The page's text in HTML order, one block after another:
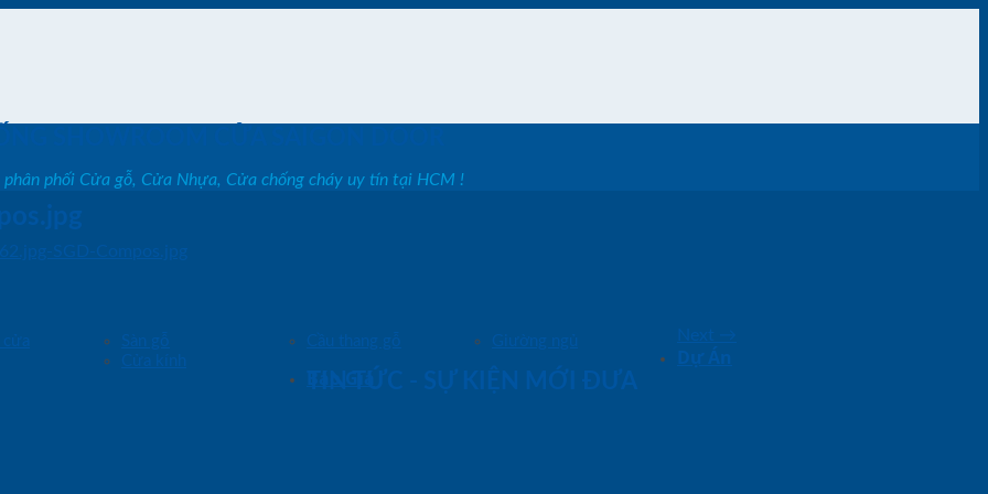
Sàn gỗ Cầu thang gỗ
Giường ngủ
Cửa kính
Dự Án
Báo Giá
phân phối Cửa gỗ, Cửa Nhựa, Cửa chống cháy uy tín tại HCM !
SGD-Compos.jpg
Next
→
TIN TỨC - SỰ KIỆN MỚI ĐƯA